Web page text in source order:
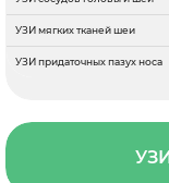
УЗИ мягких тканей шеи
УЗИ придаточных пазух носа